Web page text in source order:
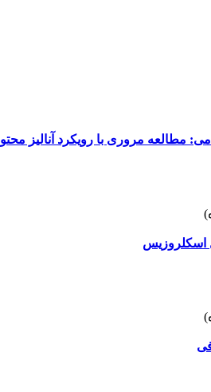
مطالعه مروری با رویکرد آنالیز محتوا
اسکلروزیس